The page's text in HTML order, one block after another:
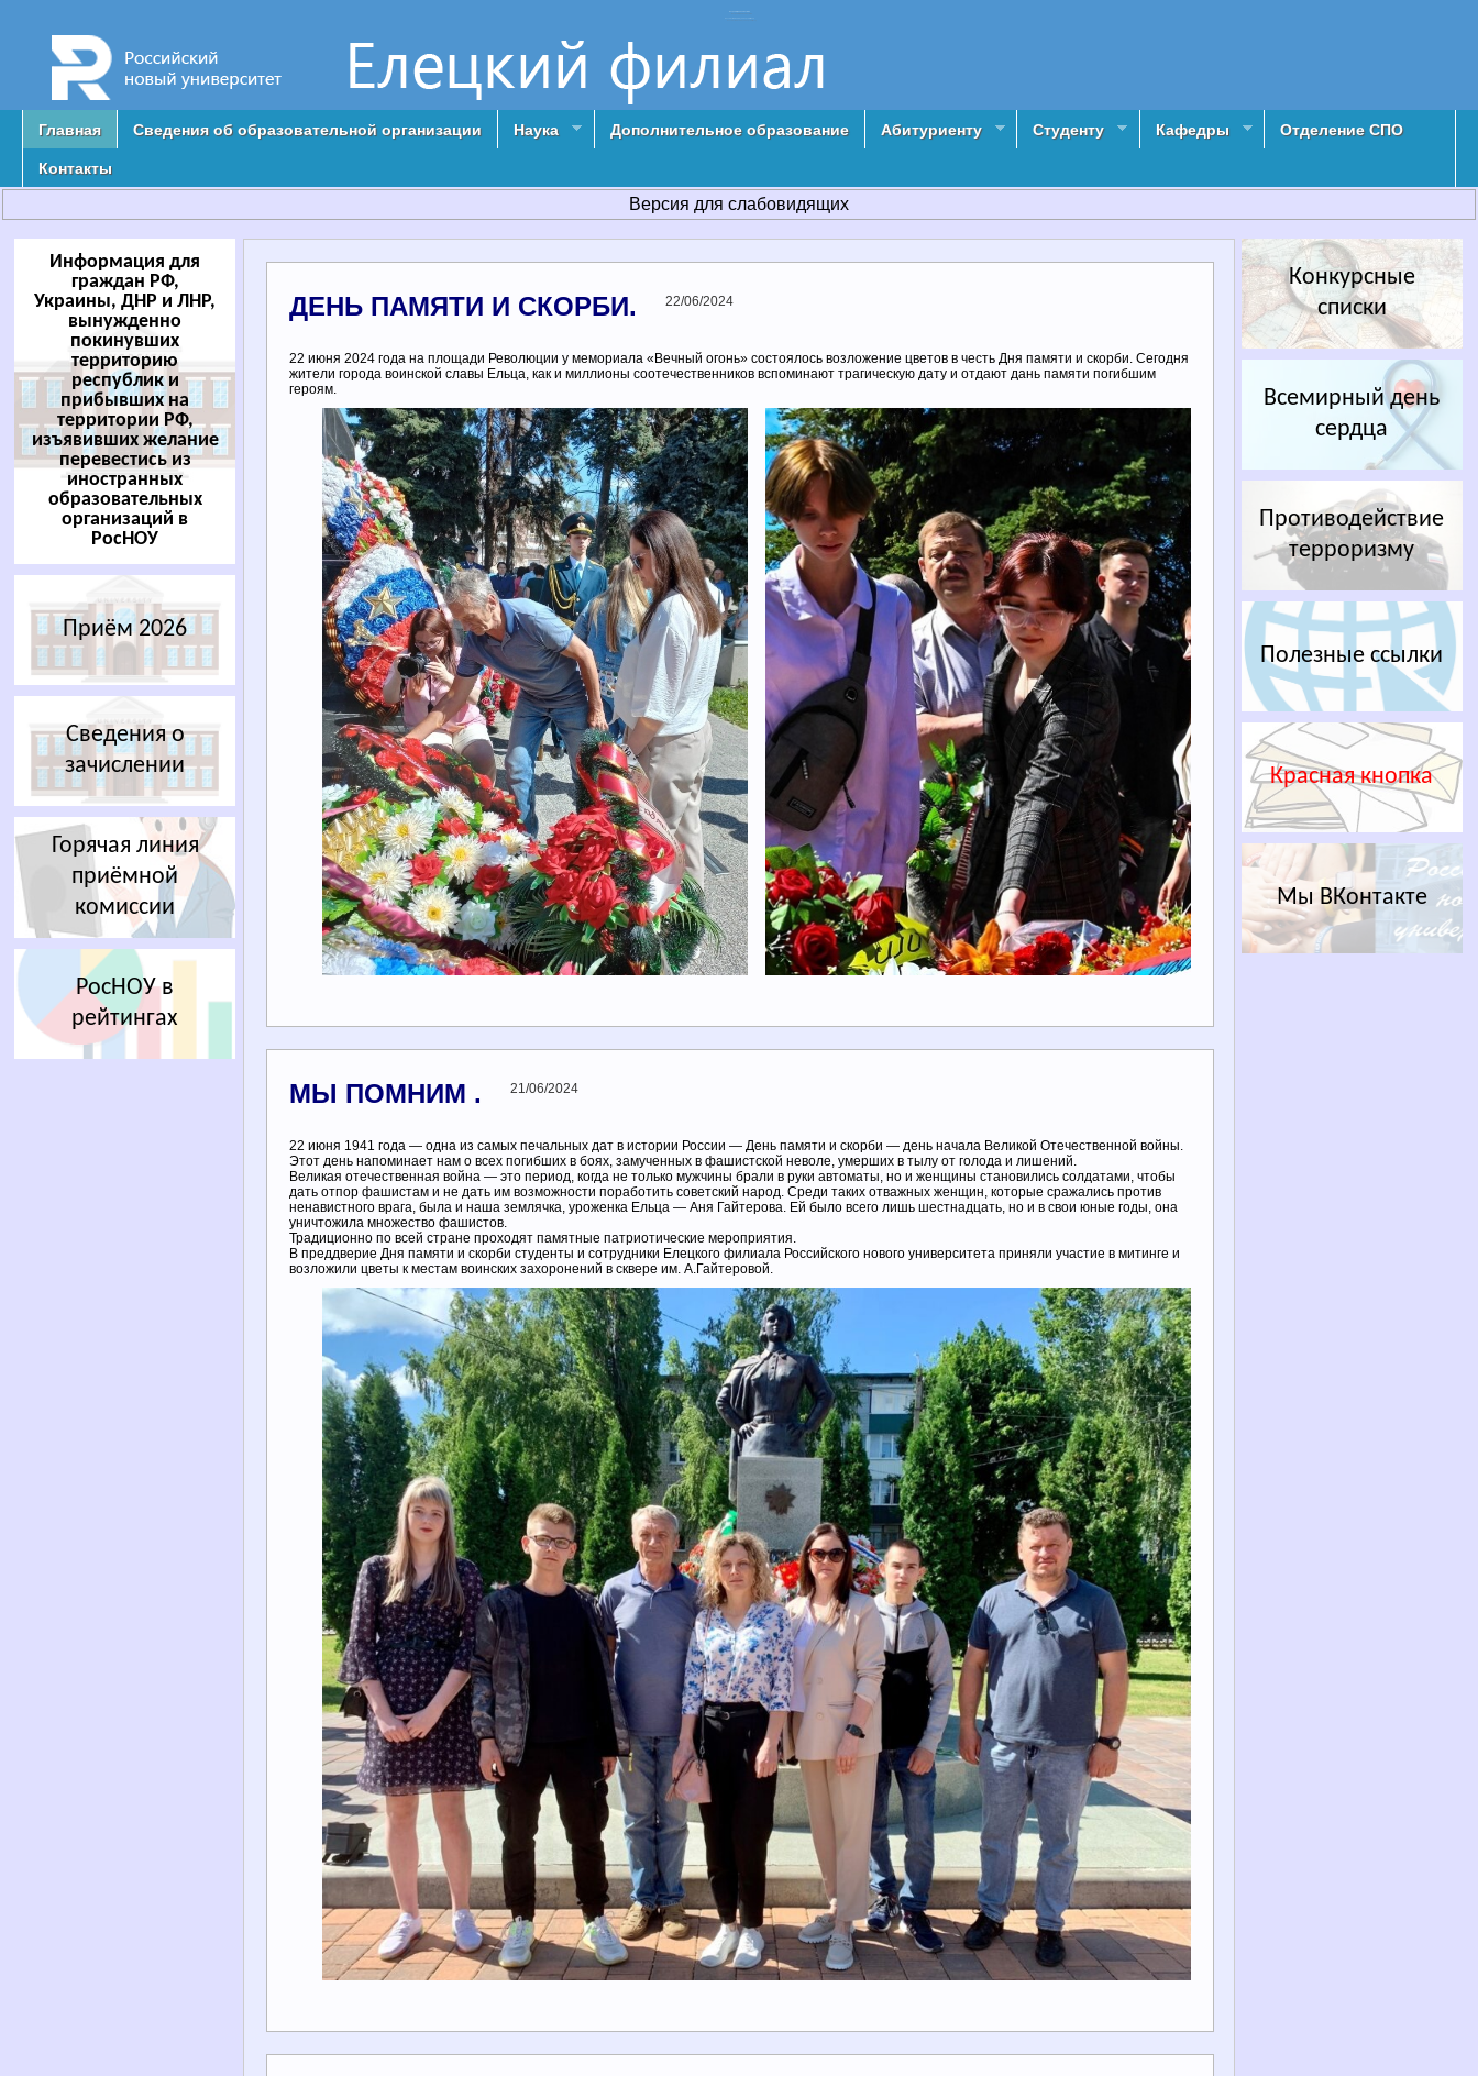
Главная Сведения об образовательной организации Наука Дополнительное образование Абитуриенту Студенту Кафедры Отделение СПО
Контакты
Версия для слабовидящих
ДЕНЬ ПАМЯТИ И СКОРБИ. 22/06/2024
22 июня 2024 года на площади Революции у мемориала «Вечный огонь» состоялось возложение цветов в честь Дня памяти и скорби. Сегодня
жители города воинской славы Ельца, как и миллионы соотечественников вспоминают трагическую дату и отдают дань памяти погибшим
героям.
МЫ ПОМНИМ . 21/06/2024
22 июня 1941 года — одна из самых печальных дат в истории России — День памяти и скорби — день начала Великой Отечественной войны.
Этот день напоминает нам о всех погибших в боях, замученных в фашистской неволе, умерших в тылу от голода и лишений.
Великая отечественная война — это период, когда не только мужчины брали в руки автоматы, но и женщины становились солдатами, чтобы
дать отпор фашистам и не дать им возможности поработить советский народ. Среди таких отважных женщин, которые сражались против
ненавистного врага, была и наша землячка, уроженка Ельца — Аня Гайтерова. Ей было всего лишь шестнадцать, но и в свои юные годы, она
уничтожила множество фашистов.
Традиционно по всей стране проходят памятные патриотические мероприятия.
В преддверие Дня памяти и скорби студенты и сотрудники Елецкого филиала Российского нового университета приняли участие в митинге и
возложили цветы к местам воинских захоронений в сквере им. А.Гайтеровой.
Информация для
граждан РФ,
Украины, ДНР и ЛНР,
вынужденно
покинувших
территорию
республик и
прибывших на
территории РФ,
изъявивших желание
перевестись из
иностранных
образовательных
организаций в
РосНОУ
Приём 2026
Сведения о
зачислении
Горячая линия
приёмной
комиссии
РосНОУ в
рейтингах
Конкурсные
списки
Всемирный день
сердца
Противодействие
терроризму
Полезные ссылки
Красная кнопка
Мы ВКонтакте